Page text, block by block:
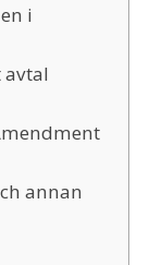
i
avtal
annan